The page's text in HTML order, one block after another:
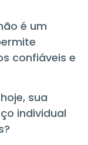
é um
confiáveis e
sua
individual